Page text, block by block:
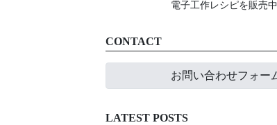
電子工作レシピを販売
CONTACT
お問い合わせフォー
LATEST POSTS